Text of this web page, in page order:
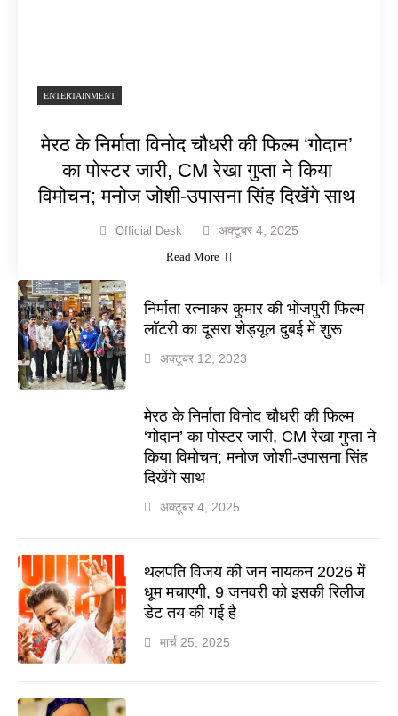
ENTERTAINMENT
मेरठ के निर्माता विनोद चौधरी की फिल्म ‘गोदान’
का पोस्टर जारी, CM रेखा गुप्ता ने किया
विमोचन; मनोज जोशी-उपासना सिंह दिखेंगे साथ
Official Desk अक्टूबर 4, 2025
Read More
निर्माता रत्नाकर कुमार की भोजपुरी फिल्म
लॉटरी का दूसरा शेड्यूल दुबई में शुरू
अक्टूबर 12, 2023
मेरठ के निर्माता विनोद चौधरी की फिल्म
‘गोदान’ का पोस्टर जारी, CM रेखा गुप्ता ने
किया विमोचन; मनोज जोशी-उपासना सिंह
दिखेंगे साथ
अक्टूबर 4, 2025
थलपति विजय की जन नायकन 2026 में
धूम मचाएगी, 9 जनवरी को इसकी रिलीज
डेट तय की गई है
मार्च 25, 2025